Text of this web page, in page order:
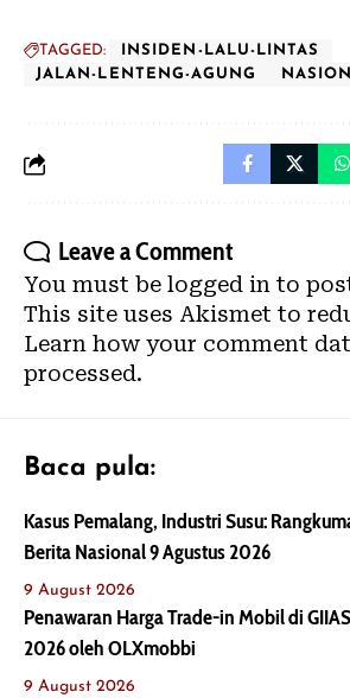
TAGGED:
INSIDEN-LALU-LINTAS
JALAN-LENTENG-AGUNG
Leave a Comment
You must be logged in to
This site uses Akismet to
Learn how your comment
processed.
Baca pula:
Kasus Pemalang, Industri Susu:
Berita Nasional 9 Agustus 2026
9 August 2026
Penawaran Harga Trade-in Mobil di GIIAS
2026 oleh OLXmobbi
9 August 2026